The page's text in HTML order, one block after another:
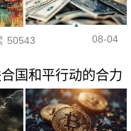
50543 08-04
国和平行动的合力